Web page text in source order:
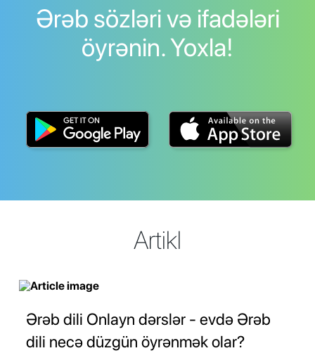
Ərəb sözləri və ifadələri
öyrənin. Yoxla!
Artikl
Ərəb dili Onlayn dərslər - evdə Ərəb
dili necə düzgün öyrənmək olar?